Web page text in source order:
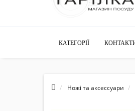
КАТЕГОРІЇ
Ножі та аксессуари